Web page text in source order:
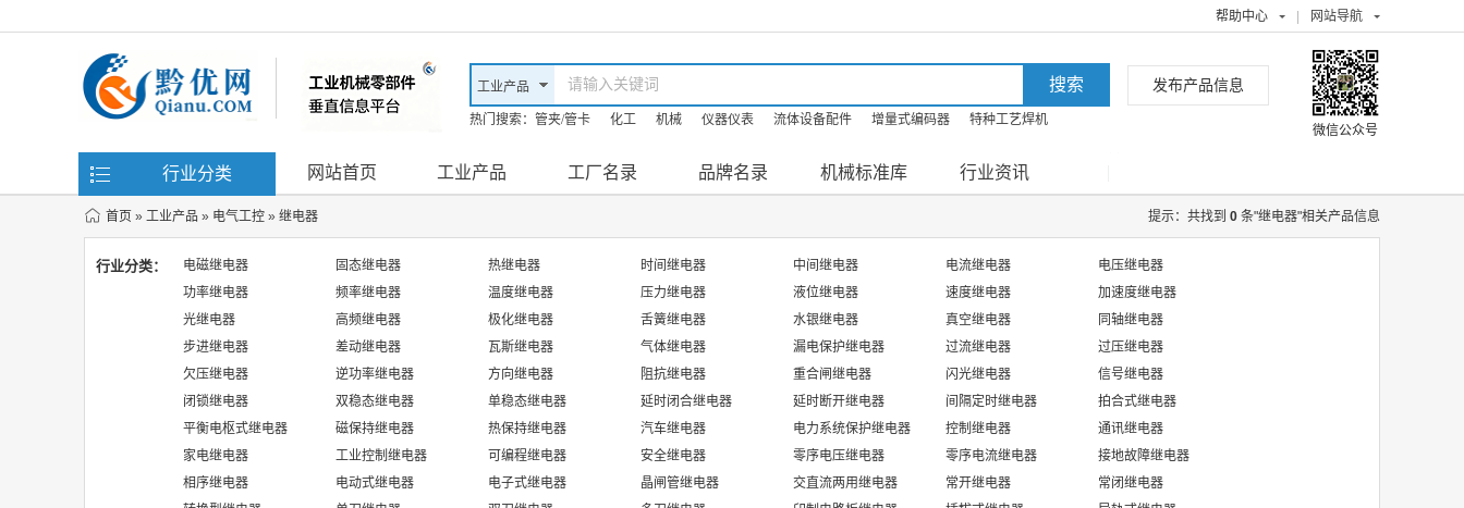
帮助中心 网站导航
热门搜索： 管夹/管卡 化工 机械 仪器仪表 流体设备配件 增量式编码器
特种工艺焊机
发布产品信息
微信公众号
行业分类 网站首页 工业产品 工厂名录 品牌名录 机械标准库 行业资讯
首页 » 工业产品 » 电气工控 » 继电器 提示：共找到 0 条"继电器"相关产品信息
行业分类： 电磁继电器 固态继电器 热继电器 时间继电器 中间继电器 电流继电器
电压继电器
功率继电器
频率继电器 温度继电器 压力继电器 液位继电器 速度继电器
加速度继电器
光继电器
高频继电器 极化继电器 舌簧继电器 水银继电器 真空继电器
同轴继电器
步进继电器
差动继电器 瓦斯继电器 气体继电器 漏电保护继电器 过流继电器
过压继电器
欠压继电器
逆功率继电器 方向继电器 阻抗继电器 重合闸继电器 闪光继电器
信号继电器
闭锁继电器
双稳态继电器 单稳态继电器 延时闭合继电器 延时断开继电器 间隔定时继电器
拍合式继电器
平衡电枢式继电器
磁保持继电器 热保持继电器 汽车继电器 电力系统保护继电器 控制继电器
通讯继电器
家电继电器
工业控制继电器 可编程继电器 安全继电器 零序电压继电器 零序电流继电器
接地故障继电器
相序继电器
电动式继电器 电子式继电器 晶闸管继电器 交直流两用继电器 常开继电器
常闭继电器